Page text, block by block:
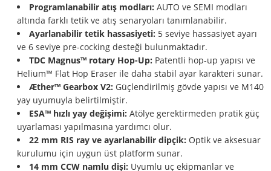
Programlanabilir atış modları: AUTO ve SEMI modları
altında farklı tetik ve atış senaryoları tanımlanabilir.
Ayarlanabilir tetik hassasiyeti: 5 seviye hassasiyet ayarı
ve 6 seviye pre-cocking desteği bulunmaktadır.
TDC Magnus™ rotary Hop-Up: Patentli hop-up yapısı ve
Helium™ Flat Hop Eraser ile daha stabil ayar karakteri sunar.
Æther™ Gearbox V2: Güçlendirilmiş gövde yapısı ve M140
yay uyumuyla belirtilmiştir.
ESA™ hızlı yay değişimi: Atölye gerektirmeden pratik güç
uyarlaması yapılmasına yardımcı olur.
22 mm RIS ray ve ayarlanabilir dipçik: Optik ve aksesuar
kurulumu için uygun üst platform sunar.
14 mm CCW namlu dişi: Uyumlu uç ekipmanlar ve